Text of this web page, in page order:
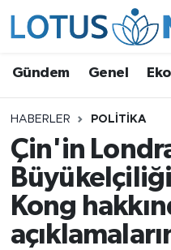
Gündem Genel
HABERLER POLITIKA
Çin'in
Kong
Ekonomi
Dünya
Politika
Kültür - Sanat ve